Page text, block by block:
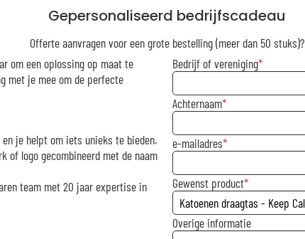
Gepersonaliseerd bedrijfscadeau
Offerte aanvragen voor een grote bestelling (meer dan 50 stuks)?
om een oplossing op maat te
met je mee om de perfecte
je helpt om iets unieks te bieden.
of logo gecombineerd met de naam
team met 20 jaar expertise in
Bedrijf of vereniging
Achternaam
e-mailadres
Gewenst product
Overige informatie